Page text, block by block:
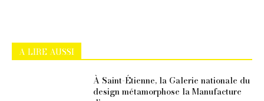
A LIRE AUSSI
À Saint-Étienne, la Galerie nationale du
design métamorphose la Manufacture